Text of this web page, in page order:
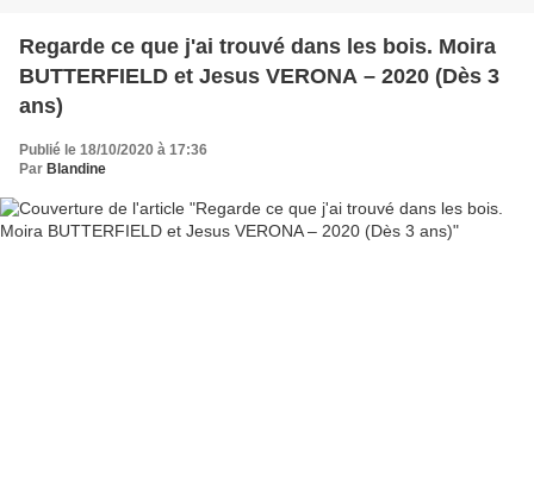
Regarde ce que j'ai trouvé dans les bois. Moira
BUTTERFIELD et Jesus VERONA – 2020 (Dès 3
ans)
Publié le 18/10/2020 à 17:36
Par Blandine